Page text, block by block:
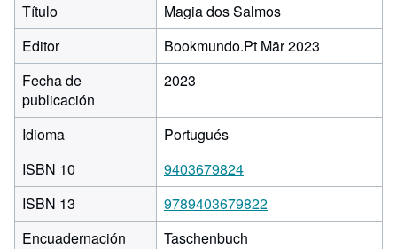
Título
Magia dos Salmos
Editor
Bookmundo.Pt Mär 2023
Fecha de
publicación
2023
Idioma
Portugués
ISBN 10
9403679824
ISBN 13
9789403679822
Encuadernación
Taschenbuch